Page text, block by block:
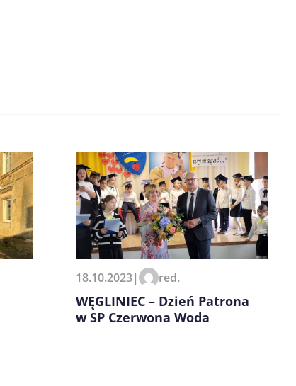
18.10.2023| red.
WĘGLINIEC – Dzień Patrona
w SP Czerwona Woda